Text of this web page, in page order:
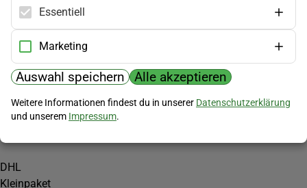
Kundenservice
Widerrufsbelehrung
Versandkosten
Zahlungsmöglichkeiten
PayPal
Vorkasse
Versand
DHL
Kleinpaket
Essentiell
Marketing
Auswahl speichern Alle akzeptieren
Weitere Informationen findest du in unserer Datenschutzerklärung
und unserem Impressum.